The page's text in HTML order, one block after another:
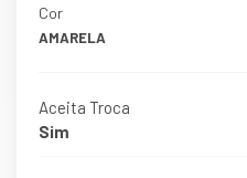
Cor
AMARELA
Aceita Troca
Sim